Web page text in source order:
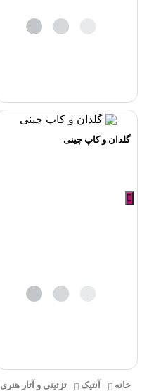
گلدان و کاپ چینی
خانه آنتیک تزئینی و آثار هنری